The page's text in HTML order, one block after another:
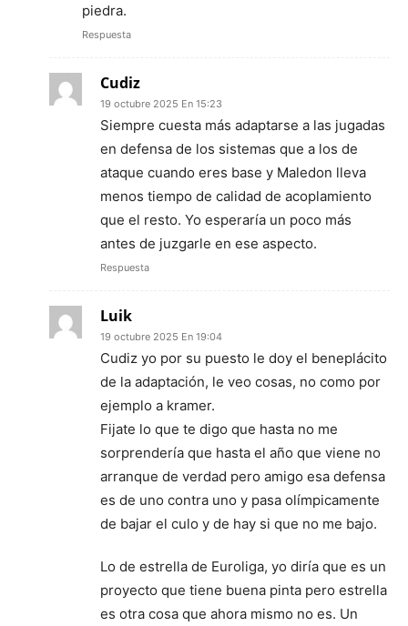
piedra.
Respuesta
Cudiz
19 octubre 2025 En 15:23
Siempre cuesta más adaptarse a las jugadas
en defensa de los sistemas que a los de
ataque cuando eres base y Maledon lleva
menos tiempo de calidad de acoplamiento
que el resto. Yo esperaría un poco más
antes de juzgarle en ese aspecto.
Respuesta
Luik
19 octubre 2025 En 19:04
Cudiz yo por su puesto le doy el beneplácito
de la adaptación, le veo cosas, no como por
ejemplo a kramer.
Fijate lo que te digo que hasta no me
sorprendería que hasta el año que viene no
arranque de verdad pero amigo esa defensa
es de uno contra uno y pasa olímpicamente
de bajar el culo y de hay si que no me bajo.
Lo de estrella de Euroliga, yo diría que es un
proyecto que tiene buena pinta pero estrella
es otra cosa que ahora mismo no es. Un